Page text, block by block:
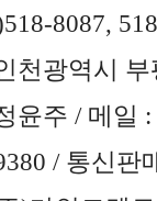
8087,
천광역시
윤주 / 메일 :
/ 통신판